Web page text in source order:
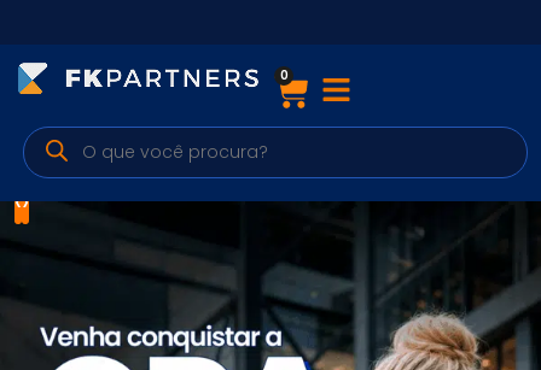
Cursos
Preparatórios Nacionais
Internacionais
Finanças & Edu. Continuada
Por atuação
0
‹›